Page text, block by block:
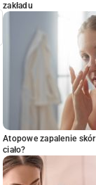
zakładu
Atopowe zapalenie
ciało?